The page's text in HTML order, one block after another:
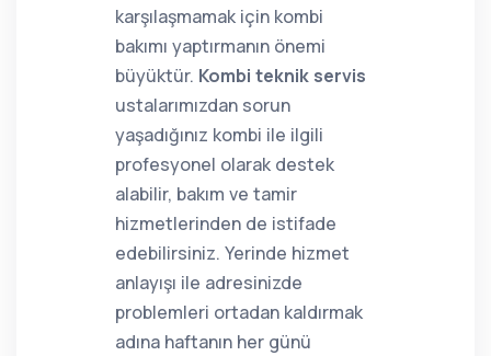
karşılaşmamak için kombi
bakımı yaptırmanın önemi
büyüktür. Kombi teknik servis
ustalarımızdan sorun
yaşadığınız kombi ile ilgili
profesyonel olarak destek
alabilir, bakım ve tamir
hizmetlerinden de istifade
edebilirsiniz. Yerinde hizmet
anlayışı ile adresinizde
problemleri ortadan kaldırmak
adına haftanın her günü